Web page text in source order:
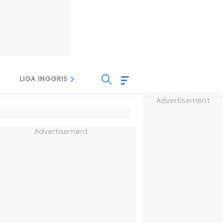
Advertisement
LIGA INGGRIS LIGA ITALIA
Advertisement